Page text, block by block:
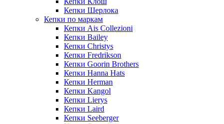
Кепки Шерлока
Кепки по маркам
Кепки Ais Collezioni
Кепки Bailey
Кепки Christys
Кепки Fredrikson
Кепки Goorin Brothers
Кепки Hanna Hats
Кепки Herman
Кепки Kangol
Кепки Lierys
Кепки Laird
Кепки Seeberger